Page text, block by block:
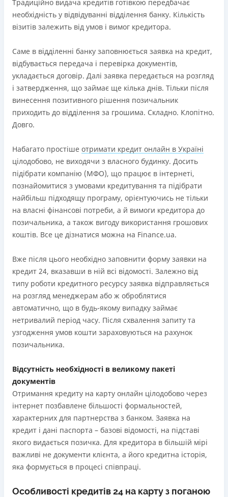
Вся інформація про кредит
ОТРИМАТИ ПОЗИКУ Детальніше
Традиційно видача кредитів готівкою передбачає
необхідність у відвідуванні відділення банку. Кількість
візитів залежить від умов і вимог кредитора.
Саме в відділенні банку заповнюється заявка на кредит,
відбувається передача і перевірка документів,
укладається договір. Далі заявка передається на розгляд
і затвердження, що займає ще кілька днів. Тільки після
винесення позитивного рішення позичальник
приходить до відділення за грошима. Складно. Клопітно.
Довго.
Набагато простіше отримати кредит онлайн в Україні
цілодобово, не виходячи з власного будинку. Досить
підібрати компанію (МФО), що працює в інтернеті,
познайомитися з умовами кредитування та підібрати
найбільш підходящу програму, орієнтуючись не тільки
на власні фінансові потреби, а й вимоги кредитора до
позичальника, а також вигоду використання грошових
коштів. Все це дізнатися можна на Finance.ua.
Вже після цього необхідно заповнити форму заявки на
кредит 24, вказавши в ній всі відомості. Залежно від
типу роботи кредитного ресурсу заявка відправляється
на розгляд менеджерам або ж оброблятися
автоматично, що в будь-якому випадку займає
нетривалий період часу. Після схвалення запиту та
узгодження умов кошти зараховуються на рахунок
позичальника.
Відсутність необхідності в великому пакеті
документів
Отримання кредиту на карту онлайн цілодобово через
інтернет позбавлене більшості формальностей,
характерних для партнерства з банком. Заявка на
кредит і дані паспорта – базові відомості, на підставі
якого видається позичка. Для кредитора в більшій мірі
важливі не документи клієнта, а його кредитна історія,
яка формується в процесі співпраці.
Особливості кредитів 24 на карту з поганою